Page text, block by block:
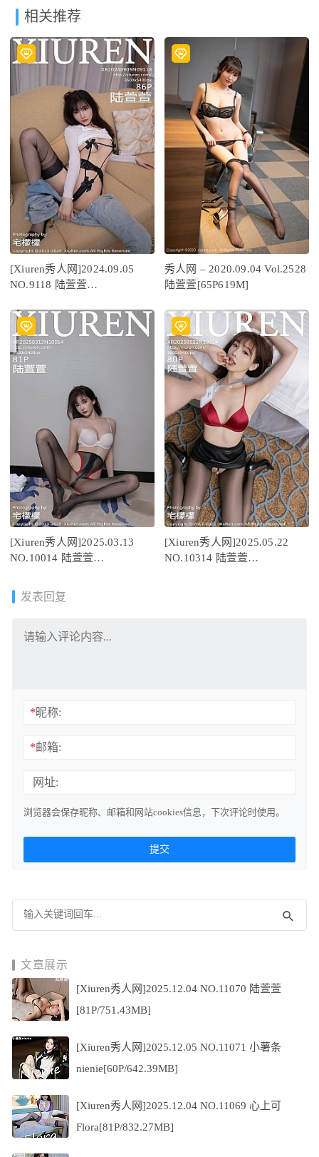
相关推荐
[Xiuren秀人网]2024.09.05
NO.9118 陆萱萱
秀人网 – 2020.09.04 Vol.2528
陆萱萱[65P619M]
[Xiuren秀人网]2025.03.13
NO.10014 陆萱萱
[Xiuren秀人网]2025.05.22
NO.10314 陆萱萱
发表回复
*昵称:
*邮箱:
网址:
浏览器会保存昵称、邮箱和网站cookies信息，下次评论时使用。
文章展示
[Xiuren秀人网]2025.12.04 NO.11070 陆萱萱
[81P/751.43MB]
[Xiuren秀人网]2025.12.05 NO.11071 小薯条
nienie[60P/642.39MB]
[Xiuren秀人网]2025.12.04 NO.11069 心上可
Flora[81P/832.27MB]